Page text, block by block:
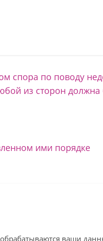
спора по поводу
из сторон должна
ими порядке
обрабатываются ваши